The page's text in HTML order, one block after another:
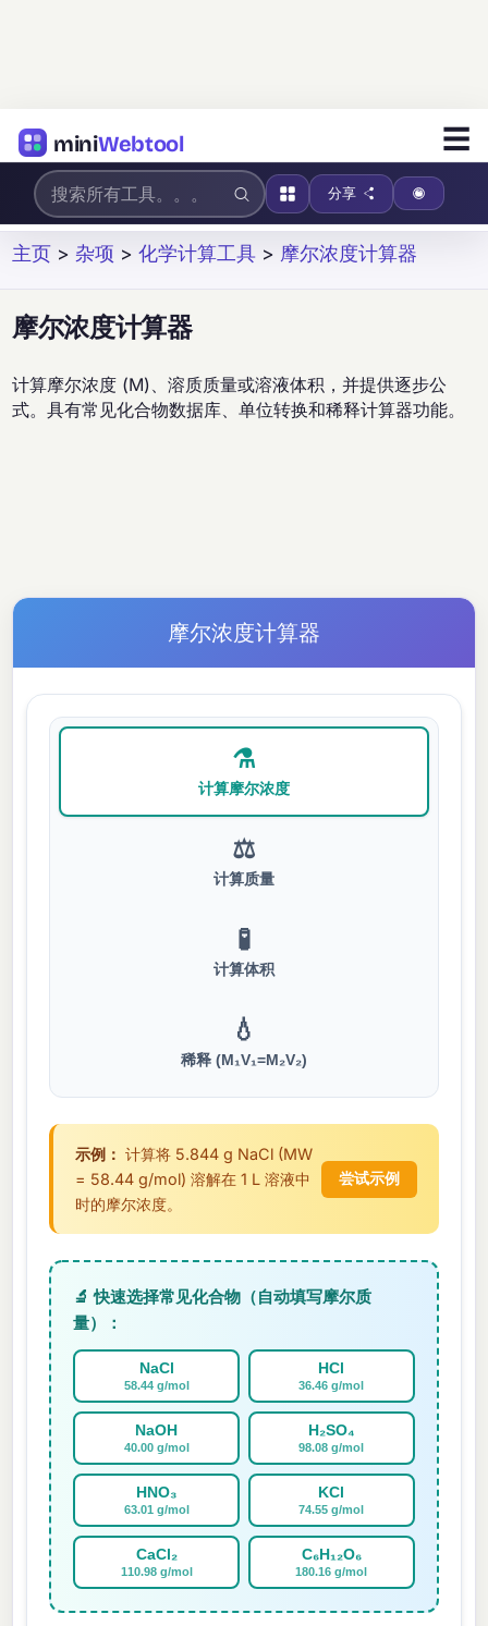
miniWebtool ☰
分享
主页 > 杂项 >化学计算工具 > 摩尔浓度计算器
摩尔浓度计算器
计算摩尔浓度 (M)、溶质质量或溶液体积，并提供逐步公
式。具有常见化合物数据库、单位转换和稀释计算器功能。
摩尔浓度计算器
⚗️
计算摩尔浓度
⚖️
计算质量
🧪
计算体积
💧
稀释 (M₁V₁=M₂V₂)
示例： 计算将 5.844 g NaCl (MW
= 58.44 g/mol) 溶解在 1 L 溶液中
时的摩尔浓度。
尝试示例
🔬 快速选择常见化合物（自动填写摩尔质
量）：
NaCl
58.44 g/mol
HCl
36.46 g/mol
NaOH
40.00 g/mol
H₂SO₄
98.08 g/mol
HNO₃
63.01 g/mol
KCl
74.55 g/mol
CaCl₂
110.98 g/mol
C₆H₁₂O₆
180.16 g/mol